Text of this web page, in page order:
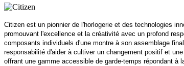
Citizen est un pionnier de l'horlogerie et des technologies
promouvant l'excellence et la créativité avec un profond
composants individuels d'une montre à son assemblage
responsabilité d'aider à cultiver un changement positif et
offrant une gamme accessible de garde-temps répondant